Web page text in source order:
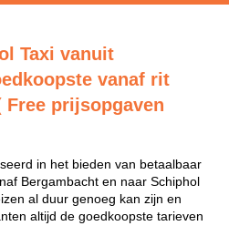
Taxi vanuit
vanaf rit
prijsopgaven
in het bieden van betaalbaar
Bergambacht en naar Schiphol
al duur genoeg kan zijn en
altijd de goedkoopste tarieven